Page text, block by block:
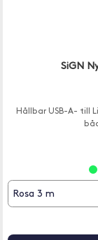
SiGN
Hållbar USB-A- till
Rosa 3 m